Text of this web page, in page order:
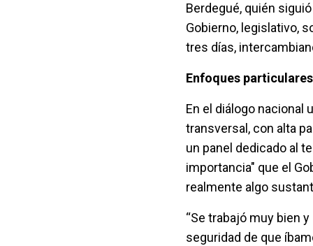
Berdegué, quién
Gobierno, legislativo,
tres días,
Enfoques particulares
En el diálogo nacional
transversal, con alta
un panel dedicado al
importancia" que el
realmente algo
“Se trabajó muy bien
seguridad de que